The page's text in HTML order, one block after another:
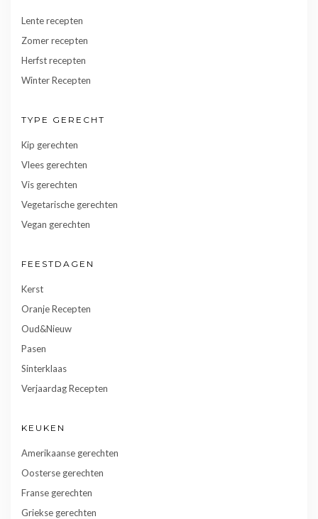
Lente recepten
Zomer recepten
Herfst recepten
Winter Recepten
TYPE GERECHT
Kip gerechten
Vlees gerechten
Vis gerechten
Vegetarische gerechten
Vegan gerechten
FEESTDAGEN
Kerst
Oranje Recepten
Oud&Nieuw
Pasen
Sinterklaas
Verjaardag Recepten
KEUKEN
Amerikaanse gerechten
Oosterse gerechten
Franse gerechten
Griekse gerechten